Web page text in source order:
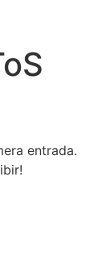
entrada.